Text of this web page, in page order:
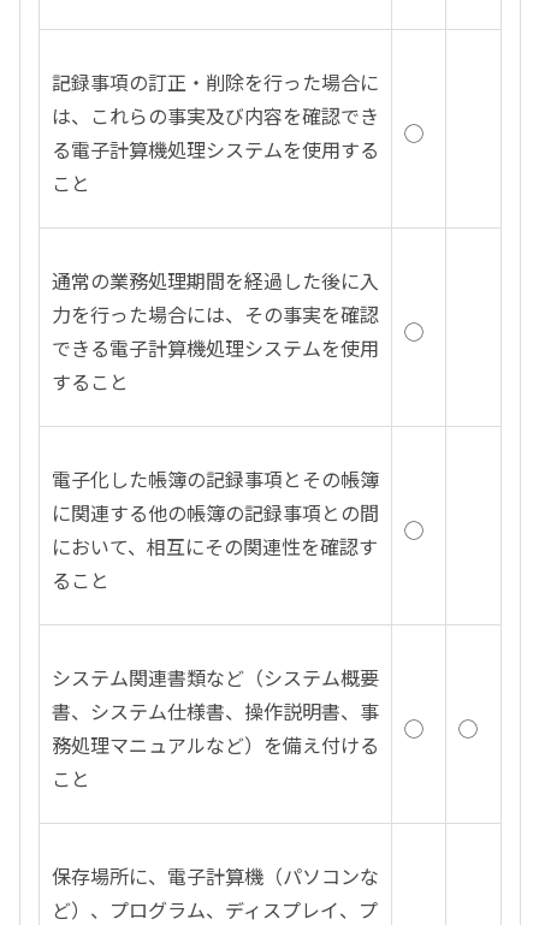
記録事項の訂正・削除を行った場合に
は、これらの事実及び内容を確認でき
る電子計算機処理システムを使用する
こと
◯
通常の業務処理期間を経過した後に入
力を行った場合には、その事実を確認
できる電子計算機処理システムを使用
すること
◯
電子化した帳簿の記録事項とその帳簿
に関連する他の帳簿の記録事項との間
において、相互にその関連性を確認す
ること
◯
システム関連書類など（システム概要
書、システム仕様書、操作説明書、事
務処理マニュアルなど）を備え付ける
こと
◯ ◯
保存場所に、電子計算機（パソコンな
ど）、プログラム、ディスプレイ、プ